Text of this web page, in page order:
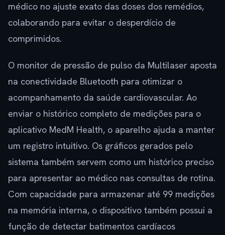
médico no ajuste exato das doses dos remédios,
colaborando para evitar o desperdício de
comprimidos.
O monitor de pressão de pulso da Multilaser aposta
na conectividade Bluetooth para otimizar o
acompanhamento da saúde cardiovascular. Ao
enviar o histórico completo de medições para o
aplicativo MedM Health, o aparelho ajuda a manter
um registro intuitivo. Os gráficos gerados pelo
sistema também servem como um histórico preciso
para apresentar ao médico nas consultas de rotina.
Com capacidade para armazenar até 99 medições
na memória interna, o dispositivo também possui a
função de detectar batimentos cardíacos